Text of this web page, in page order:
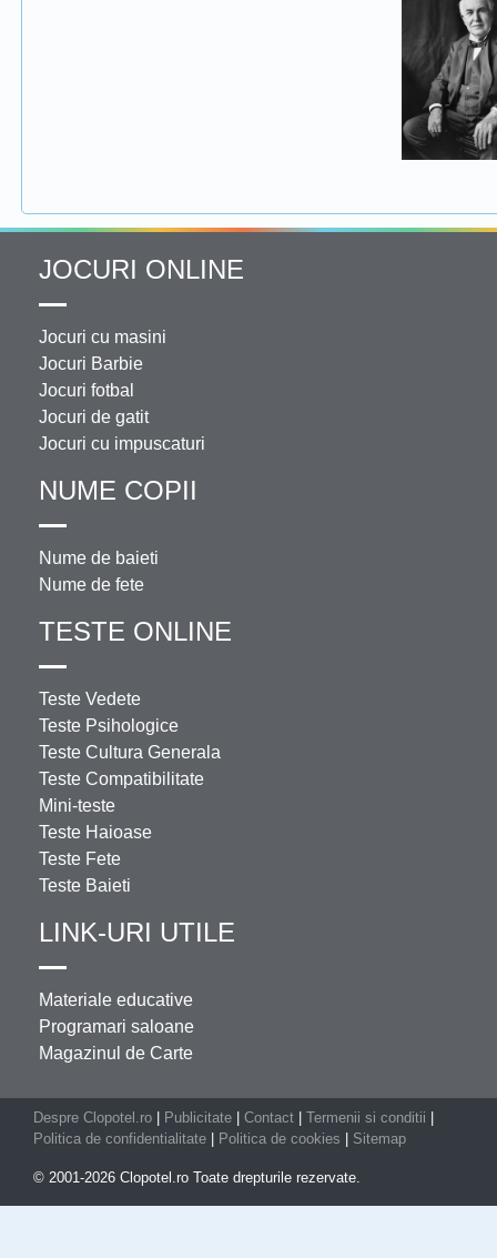
JOCURI ONLINE
Jocuri cu masini
Jocuri Barbie
Jocuri fotbal
Jocuri de gatit
Jocuri cu impuscaturi
NUME COPII
Nume de baieti
Nume de fete
TESTE ONLINE
Teste Vedete
Teste Psihologice
Teste Cultura Generala
Teste Compatibilitate
Mini-teste
Teste Haioase
Teste Fete
Teste Baieti
LINK-URI UTILE
Materiale educative
Programari saloane
Magazinul de Carte
Despre Clopotel.ro Publicitate Contact Termenii si conditii
Politica de confidentialitate
Politica de cookies Sitemap
© 2001-2026 Clopotel.ro Toate drepturile rezervate.